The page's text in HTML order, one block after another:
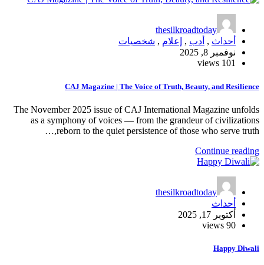
شخصيات
CAJ Magazine | The Voice
The November 2025 issue of CAJ
as a symphony of voices — from
reborn to the quiet